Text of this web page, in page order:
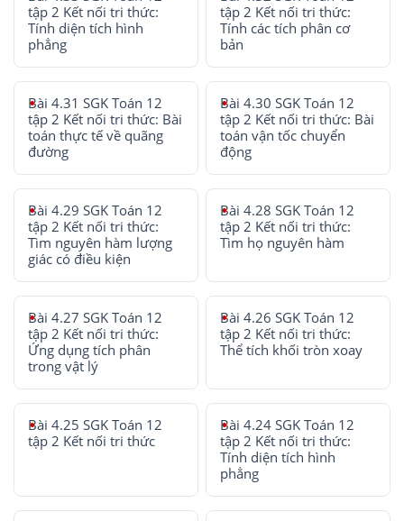
tập 2 Kết nối tri thức:
Tính diện tích hình
phẳng
tập 2 Kết nối tri thức:
Tính các tích phân cơ
bản
Bài 4.31 SGK Toán 12
tập 2 Kết nối tri thức: Bài
toán thực tế về quãng
đường
Bài 4.30 SGK Toán 12
tập 2 Kết nối tri thức: Bài
toán vận tốc chuyển
động
Bài 4.29 SGK Toán 12
tập 2 Kết nối tri thức:
Tìm nguyên hàm lượng
giác có điều kiện
Bài 4.28 SGK Toán 12
tập 2 Kết nối tri thức:
Tìm họ nguyên hàm
Bài 4.27 SGK Toán 12
tập 2 Kết nối tri thức:
Ứng dụng tích phân
trong vật lý
Bài 4.26 SGK Toán 12
tập 2 Kết nối tri thức:
Thể tích khối tròn xoay
Bài 4.25 SGK Toán 12
tập 2 Kết nối tri thức
Bài 4.24 SGK Toán 12
tập 2 Kết nối tri thức:
Tính diện tích hình
phẳng